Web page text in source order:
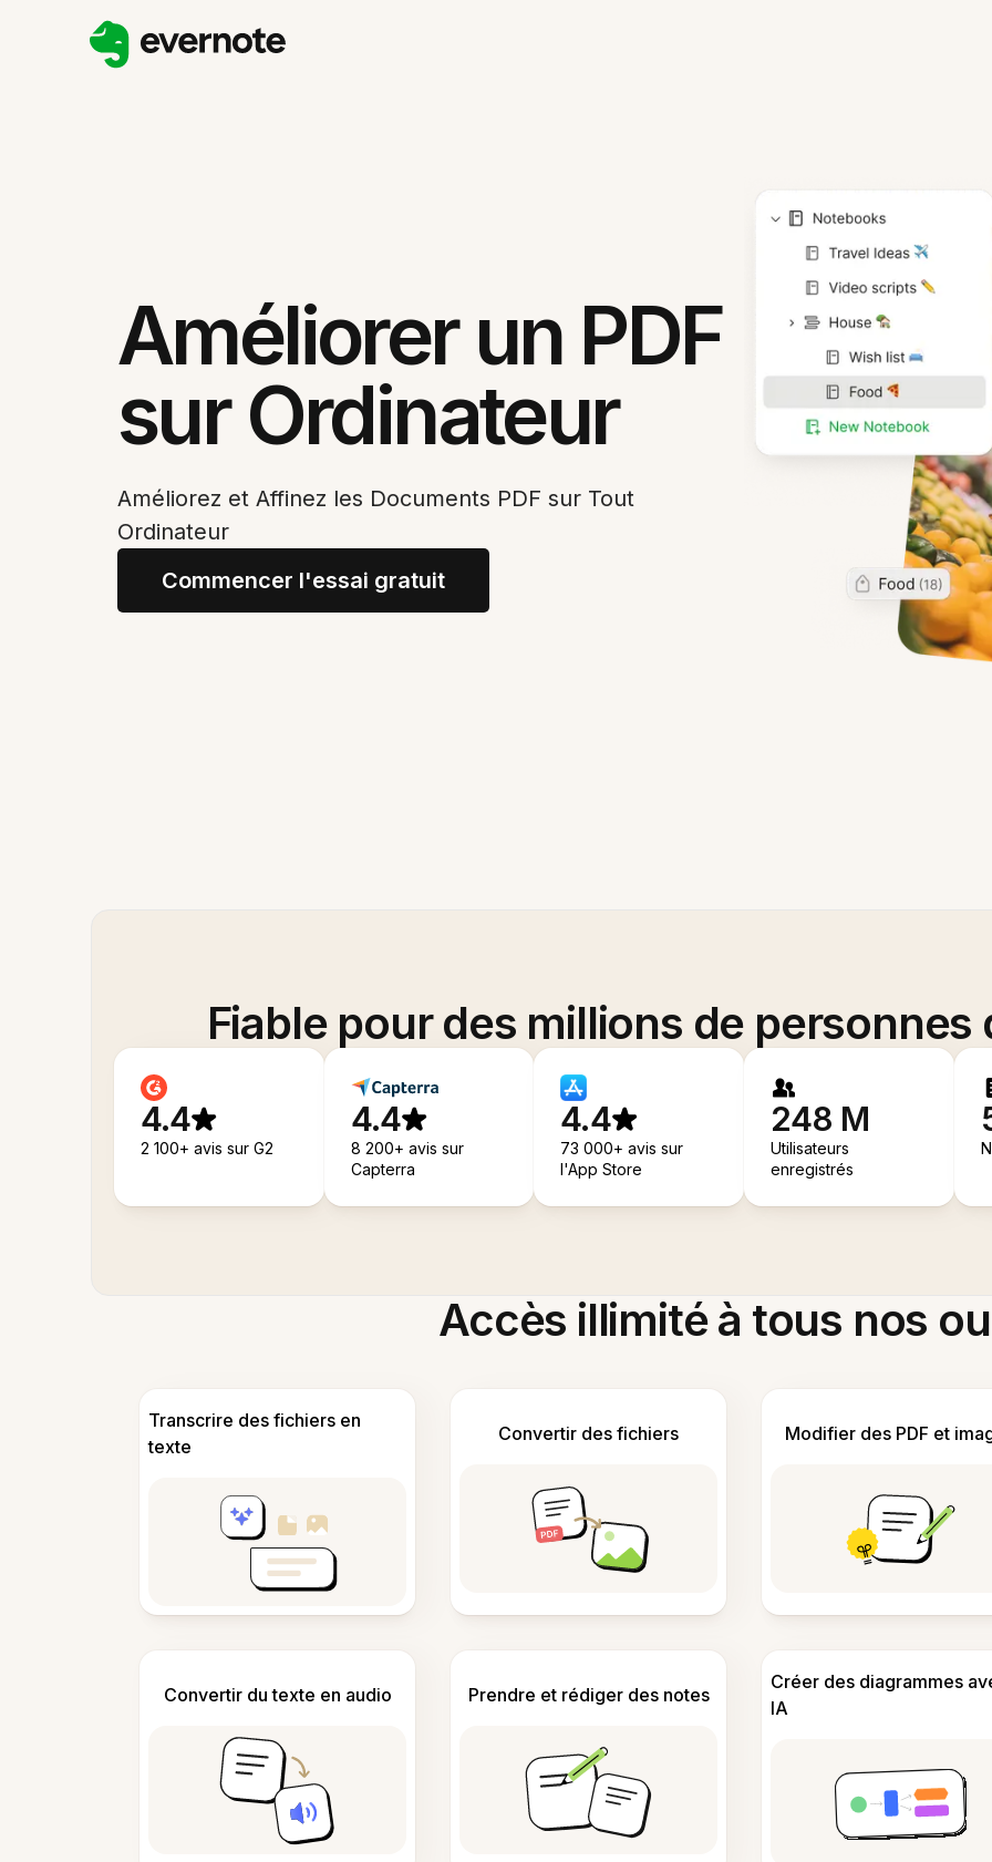
Améliorer un PDF
sur Ordinateur
Améliorez et Affinez les Documents PDF sur Tout
Ordinateur
Commencer l'essai gratuit
Fiable pour des millions de personnes
4.4
2 100+ avis sur G2
4.4
8 200+ avis sur
Capterra
4.4
73 000+ avis sur
l'App Store
248 M
Utilisateurs
enregistrés
Accès illimité à tous nos
Transcrire des fichiers en
texte
Convertir des fichiers Modifier des PDF et
Convertir du texte en audio Prendre et rédiger des notes
Créer des diagrammes
IA